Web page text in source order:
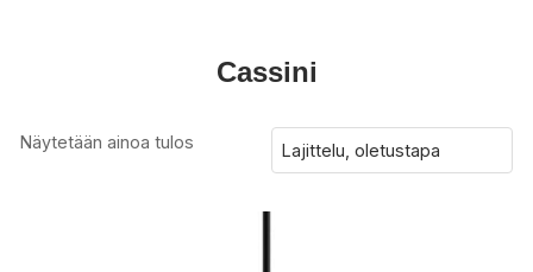
Cassini
Näytetään ainoa tulos